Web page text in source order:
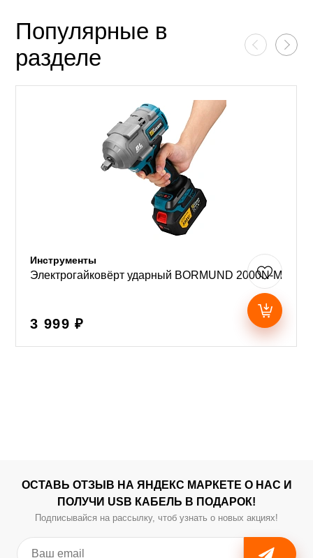
Популярные в
разделе
Инструменты
Электрогайковёрт ударный BORMUND 2000N-M
3 999 ₽
ОСТАВЬ ОТЗЫВ НА ЯНДЕКС МАРКЕТЕ О НАС И
ПОЛУЧИ USB КАБЕЛЬ В ПОДАРОК!
Подписывайся на рассылку, чтоб узнать о новых акциях!